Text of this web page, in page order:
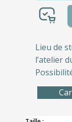
Lieu de
l’atelier